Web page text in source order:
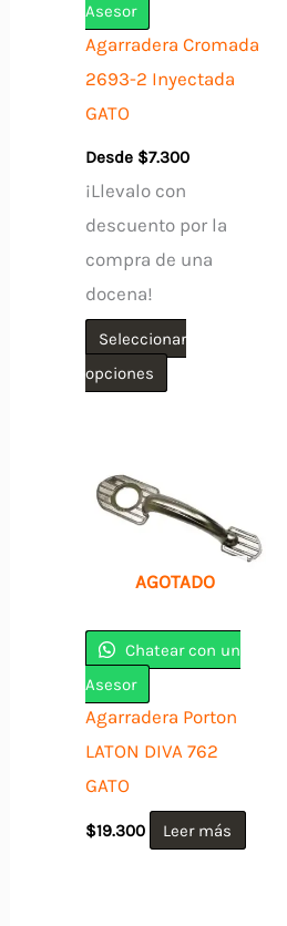
Asesor
Agarradera Cromada
2693-2 Inyectada
GATO
Desde $7.300
¡Llevalo con
descuento por la
compra de una
docena!
Seleccionar
opciones
variantes.
opciones
pueden
en
la
de
producto
AGOTADO
Chatear con un
Asesor
Agarradera Porton
LATON DIVA 762
GATO
$19.300 Leer más